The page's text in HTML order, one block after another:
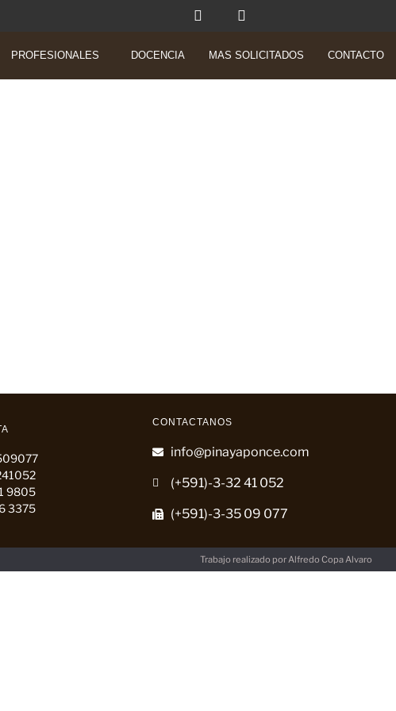
PROFESIONALES DOCENCIA MAS SOLICITADOS CONTACTO
9805
3375
CONTACTANOS
info@pinayaponce.com
(+591)-3-32 41 052
(+591)-3-35 09 077
Trabajo realizado porAlfredo Copa Alvaro